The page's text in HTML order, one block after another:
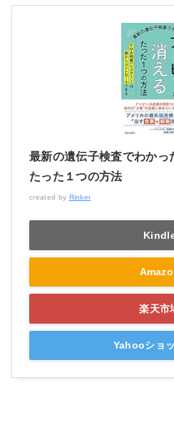
最新の遺伝子検査でわか
たった１つの方法
created by Rinker
楽天市
Yahooショ